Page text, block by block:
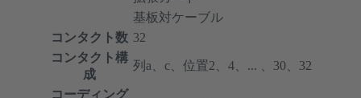
基板対ケーブル
コンタクト数 32
コンタクト構
成
列a、c、位置2、4、... 、30、32
コーディング